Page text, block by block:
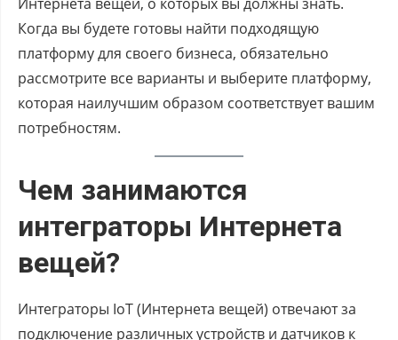
Когда вы будете готовы найти подходящую
платформу для своего бизнеса, обязательно
рассмотрите все варианты и выберите платформу,
которая наилучшим образом соответствует вашим
потребностям.
Чем занимаются
интеграторы Интернета
вещей?
Интеграторы IoT (Интернета вещей) отвечают за
подключение различных устройств и датчиков к